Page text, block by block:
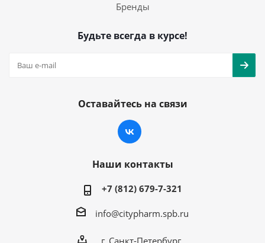
Бренды
Будьте всегда в курсе!
Оставайтесь на связи
Наши контакты
+7 (812) 679-7-321
info@citypharm.spb.ru
г. Санкт-Петербург,